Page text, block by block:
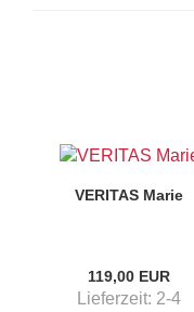
VERITAS Marie
119,00 EUR
Lieferzeit: 2-4